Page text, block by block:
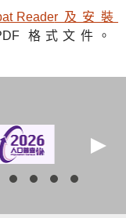
Reader及安裝
格式文件。